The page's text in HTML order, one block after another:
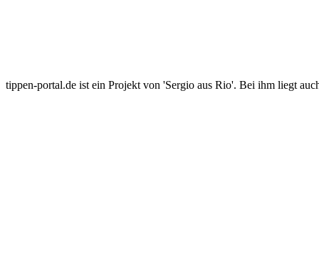
tippen-portal.de ist ein Projekt von 'Sergio aus Rio'. Bei ihm liegt